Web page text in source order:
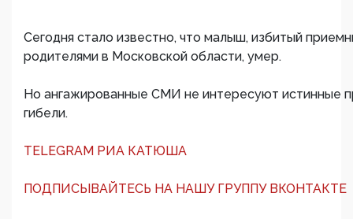
Сегодня стало известно, что малыш, избитый
родителями в Московской области, умер.
Но ангажированные СМИ не интересуют истинные
гибели.
TELEGRAM РИА КАТЮША
ПОДПИСЫВАЙТЕСЬ НА НАШУ ГРУППУ ВКОНТАКТЕ